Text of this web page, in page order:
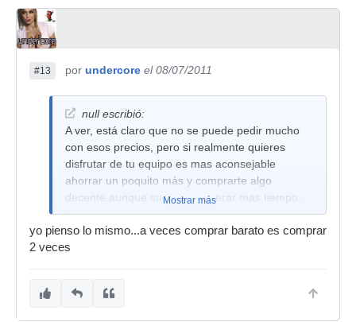
#13 por undercore el 08/07/2011
null escribió:
A ver, está claro que no se puede pedir mucho
con esos precios, pero si realmente quieres
disfrutar de tu equipo es mas aconsejable
ahorrar un poquito más y comprarte algo
decente aunque suponga esperar mas tiempo.
Es solo mi opinión.
Mostrar más
yo pienso lo mismo...a veces comprar barato es comprar
2 veces